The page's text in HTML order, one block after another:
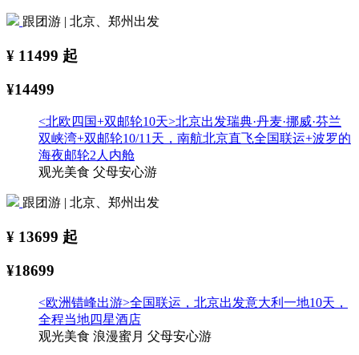
跟团游 | 北京、郑州出发
¥ 11499 起
¥14499
<北欧四国+双邮轮10天>北京出发瑞典·丹麦·挪威·芬兰
双峡湾+双邮轮10/11天，南航北京直飞全国联运+波罗的
海夜邮轮2人内舱
观光美食 父母安心游
跟团游 | 北京、郑州出发
¥ 13699 起
¥18699
<欧洲错峰出游>全国联运，北京出发意大利一地10天，
全程当地四星酒店
观光美食 浪漫蜜月 父母安心游